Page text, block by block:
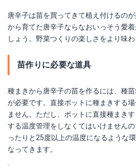
唐辛子は苗を買ってきて植え付けるの
から育てた唐辛子ならなおいっそう愛
しょう。野菜つくりの楽しさをより味わ
苗作りに必要な道具
種まきから唐辛子の苗を作るには、種
が必要です。直接ポットに種まきする
ません。ただし、ポットに直接種まき
する温度管理をしなくてはいけません
ったりと25度以上の温度になるような
なってきます。